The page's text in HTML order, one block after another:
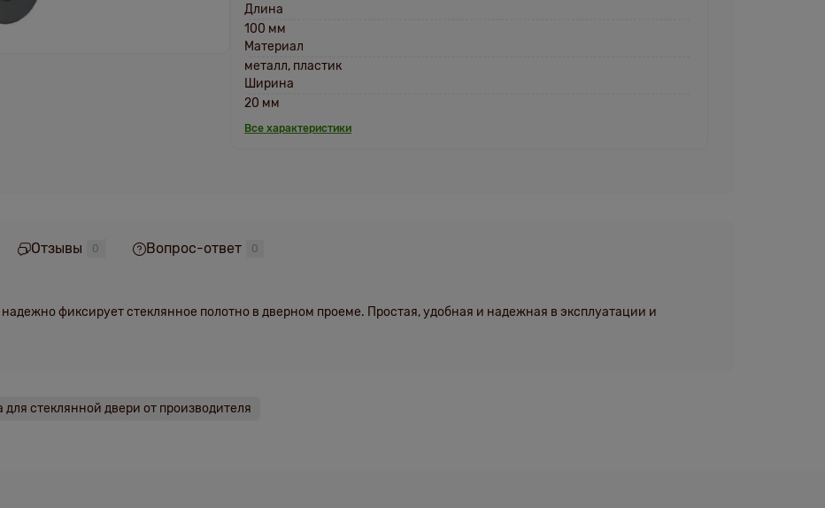
Длина
100 мм
Материал
металл, пластик
Ширина
20 мм
Все характеристики
Отзывы 0 Вопрос-ответ 0
фиксирует стеклянное полотно в дверном проеме. Простая, удобная и надежная в эксплуатации и
для стеклянной двери от производителя